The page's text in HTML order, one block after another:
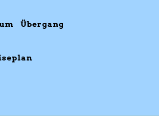
Übergang